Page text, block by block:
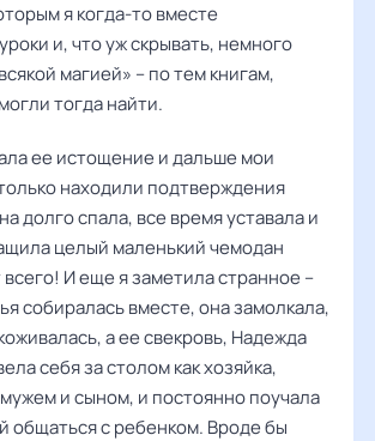
я когда-то вместе
и, что уж скрывать, немного
магией» – по тем книгам,
тогда найти.
ее истощение и дальше мои
находили подтверждения
долго спала, все время уставала и
целый маленький чемодан
всего! И еще я заметила странное –
собиралась вместе, она замолкала,
а ее свекровь, Надежда
себя за столом как хозяйка,
и сыном, и постоянно поучала
общаться с ребенком. Вроде бы